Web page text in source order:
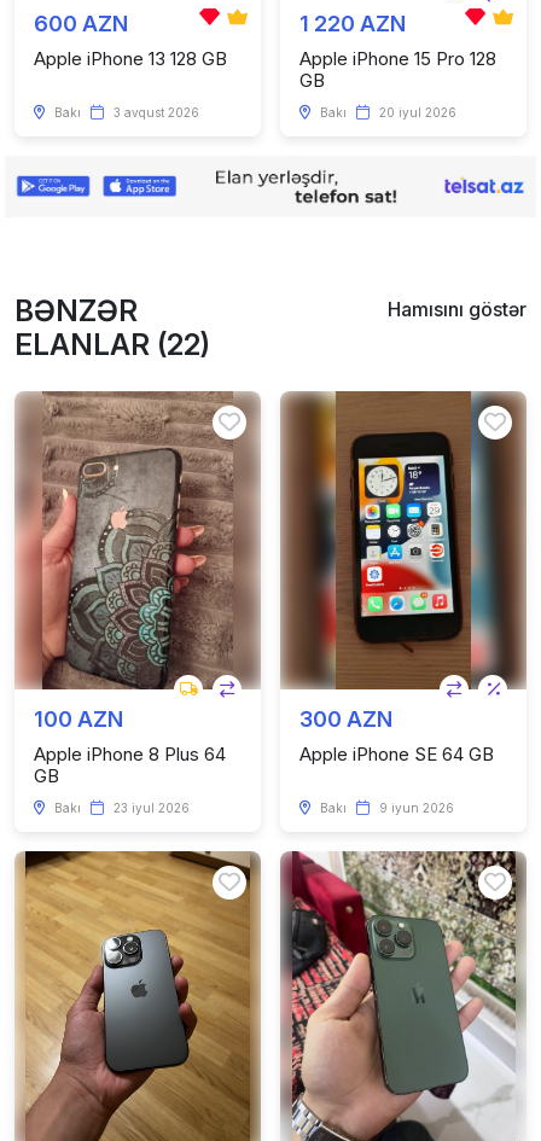
600 AZN
Apple iPhone 13 128 GB
Bakı 3 avqust 2026
1 220 AZN
Apple iPhone 15 Pro 128
GB
Bakı 20 iyul 2026
BƏNZƏR
ELANLAR (22)
Hamısını göstər
100 AZN
Apple iPhone 8 Plus 64
GB
Bakı 23 iyul 2026
300 AZN
Apple iPhone SE 64 GB
Bakı 9 iyun 2026